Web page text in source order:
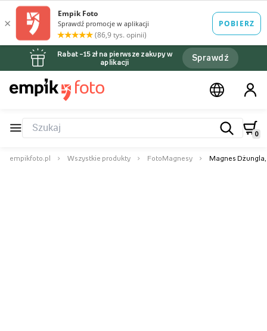
Rabat –15 zł na pierwsze zakupy w
aplikacji
Sprawdź
0
empikfoto.pl Wszystkie produkty FotoMagnesy Magnes Dżungla,